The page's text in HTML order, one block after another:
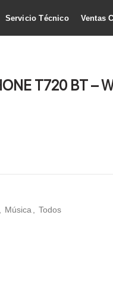
Servicio Técnico Ventas
T720 BT –
Música Todos